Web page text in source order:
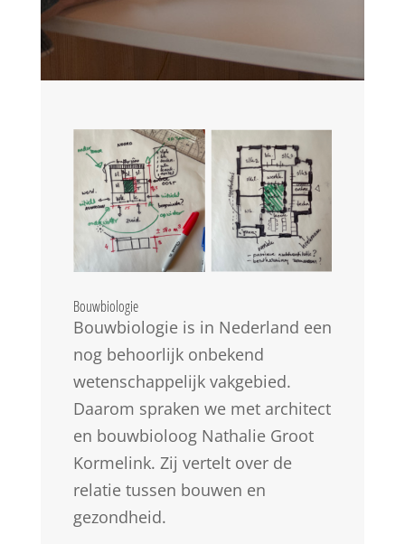
Bouwbiologie
Bouwbiologie is in Nederland een
nog behoorlijk onbekend
wetenschappelijk vakgebied.
Daarom spraken we met architect
en bouwbioloog Nathalie Groot
Kormelink. Zij vertelt over de
relatie tussen bouwen en
gezondheid.